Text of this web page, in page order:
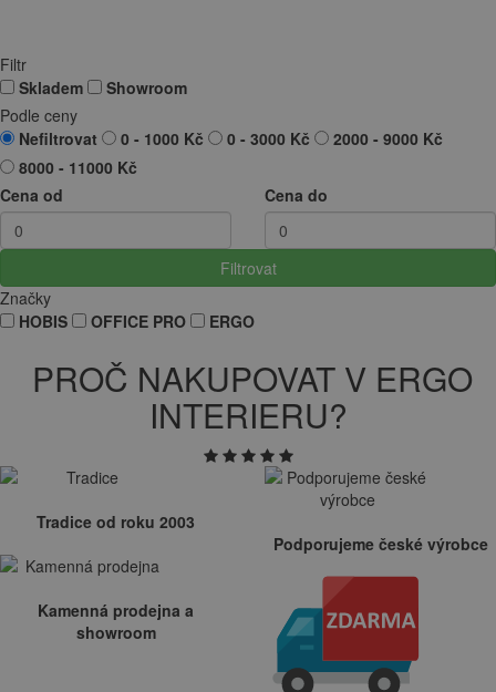
Filtr
Skladem
Showroom
Podle ceny
Nefiltrovat
0 - 1000 Kč 0 - 3000 Kč
2000 - 9000 Kč
8000 - 11000 Kč
Cena od
Cena do
Filtrovat
Značky
HOBIS
OFFICE PRO ERGO
PROČ NAKUPOVAT V ERGO
INTERIERU?
Tradice od roku 2003
Podporujeme české výrobce
Kamenná prodejna a
showroom